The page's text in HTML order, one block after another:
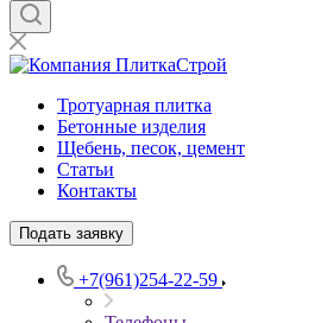
Тротуарная плитка
Бетонные изделия
Щебень, песок, цемент
Статьи
Контакты
Подать заявку
+7(961)254-22-59